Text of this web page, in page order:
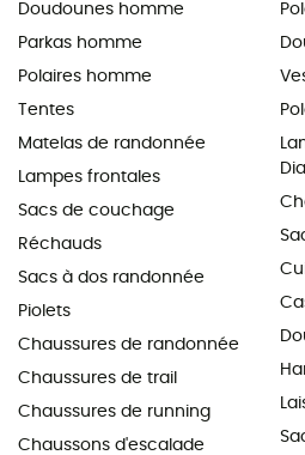
Doudounes homme
Parkas homme
Polaires homme
Tentes
Matelas de randonnée
Lampes frontales
Sacs de couchage
Réchauds
Sacs à dos randonnée
Piolets
Chaussures de randonnée
Chaussures de trail
Chaussures de running
Chaussons d'escalade